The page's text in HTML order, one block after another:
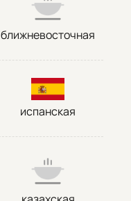
ближневосточная
испанская